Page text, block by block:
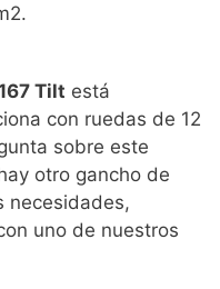
Tilt está
con ruedas de 12
sobre este
otro gancho de
necesidades,
uno de nuestros